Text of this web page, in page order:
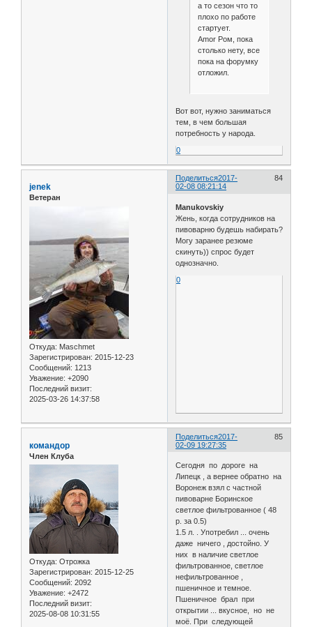
а то сезон что то
плохо по работе
стартует.
Amor Ром, пока
столько нету, все
пока на форумку
отложил.
Вот вот, нужно заниматься
тем, в чем большая
потребность у народа.
0
Поделиться 84
2017-
02-08 08:21:14
jenek
Ветеран
Откуда: Maschmet
Зарегистрирован: 2015-12-23
Сообщений: 1213
Уважение: +2090
Последний визит:
2025-03-26 14:37:58
Manukovskiy
Жень, когда сотрудников на
пивоварню будешь набирать?
Могу заранее резюме
скинуть)) спрос будет
однозначно.
0
Поделиться 85
2017-
02-09 19:27:35
командор
Член Клуба
Откуда: Отрожка
Зарегистрирован: 2015-12-25
Сообщений: 2092
Уважение: +2472
Последний визит:
2025-08-08 10:31:55
Сегодня по дороге на
Липецк , а вернее обратно на
Воронеж взял с частной
пивоварне Боринское
светлое фильтрованное ( 48
р. за 0.5)
1.5 л. . Употребил ... очень
даже ничего , достойно. У
них в наличие светлое
фильтрованное, светлое
нефильтрованное ,
пшеничное и темное.
Пшеничное брал при
открытии ... вкусное, но не
моё. При следующей